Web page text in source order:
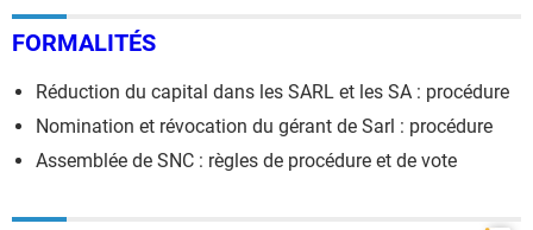
FORMALITÉS
Réduction du capital dans les SARL et les SA : procédure
Nomination et révocation du gérant de Sarl : procédure
Assemblée de SNC : règles de procédure et de vote